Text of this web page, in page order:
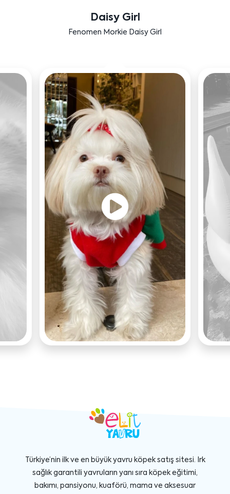
Labradoodle Bruno
Bensu Soral'ın dostu Bruno
Türkiye’nin ilk ve en büyük yavru köpek satış sitesi. Irk
sağlık garantili yavruların yanı sıra köpek eğitimi,
bakımı, pansiyonu, kuaförü, mama ve aksesuar